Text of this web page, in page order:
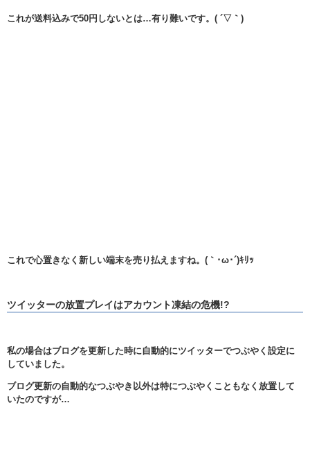
これが送料込みで50円しないとは…有り難いです。( ´▽｀)
これで心置きなく新しい端末を売り払えますね。(｀･ω･´)ｷﾘｯ
ツイッターの放置プレイはアカウント凍結の危機!?
私の場合はブログを更新した時に自動的にツイッターでつぶやく設定に
していました。
ブログ更新の自動的なつぶやき以外は特につぶやくこともなく放置して
いたのですが…